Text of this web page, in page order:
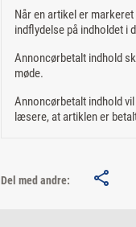
Når en artikel er markeret
indflydelse på indholdet i
Annoncørbetalt indhold
møde.
Annoncørbetalt indhold
læsere, at artiklen er
Del med andre: